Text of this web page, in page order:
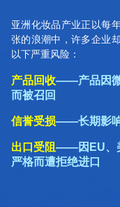
亚洲化妆品产业正以每
张的浪潮中，许多企业
以下严重风险：
产品回收——产品因微
而被召回
信誉受损——长期影响
出口受阻——因EU、
严格而遭拒绝进口